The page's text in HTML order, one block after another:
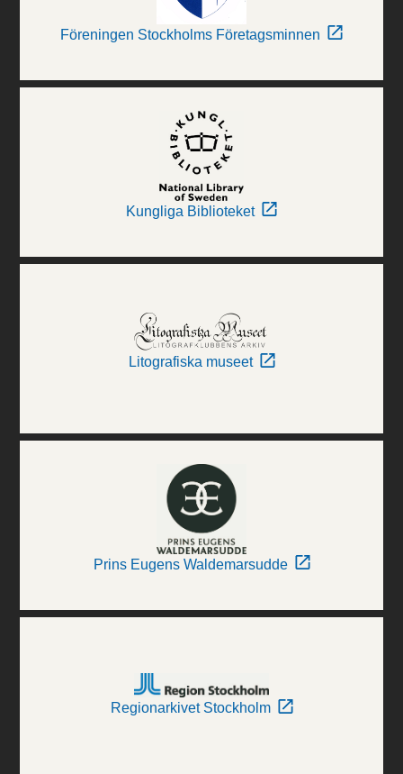
Föreningen Stockholms Företagsminnen
Kungliga Biblioteket
Litografiska museet
Prins Eugens Waldemarsudde
Regionarkivet Stockholm